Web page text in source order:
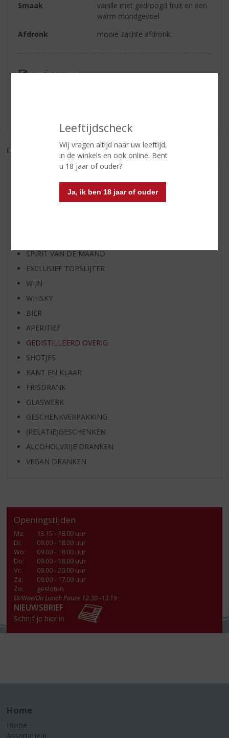
Leeftijdscheck
Wij vragen altijd naar uw leeftijd,
in de winkels en ook online. Bent
u 18 jaar of ouder?
Ja, ik ben 18 jaar of ouder
Smaak
vanille met gedroogd fruit en een
warm mondgevoel
Afdronk
mooie zachte afdronk.
Reviews
EXCL. BTW INCL. BTW
WIJN VAN DE MAAND
SPIRIT VAN DE MAAND
EXCLUSIEF TOPSLIJTER
WIJN
WHISKY
BIER
APERITIEF
GEDISTILLEERD OVERIG
SHOTJES
KANT EN KLAAR
FRISDRANK
GLASWERK
GESCHENKVERPAKKING
(RELATIE)GESCHENKEN
ALCOHOLVRIJE DRANKEN
VEGAN DRANKEN
Openingstijden
Ma:
13.15 - 18.00 uur
Di:
09.00 - 18.00 uur
Wo:
09.00 - 18.00 uur
Do:
09.00 - 18.00 uur
Vr:
09.00 - 20.00 uur
Za:
09.00 - 17.00 uur
Zo:
gesloten
Di/Woe/Do Lunch Pauze 12.30 -13.15
NIEUWSBRIEF
Schrijf je hier in
Home
Home
Assortiment